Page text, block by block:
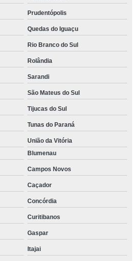
Prudentópolis
Quedas do Iguaçu
Rio Branco do Sul
Rolândia
Sarandi
São Mateus do Sul
Tijucas do Sul
Tunas do Paraná
União da Vitória
Blumenau
Campos Novos
Caçador
Concórdia
Curitibanos
Gaspar
Itajai